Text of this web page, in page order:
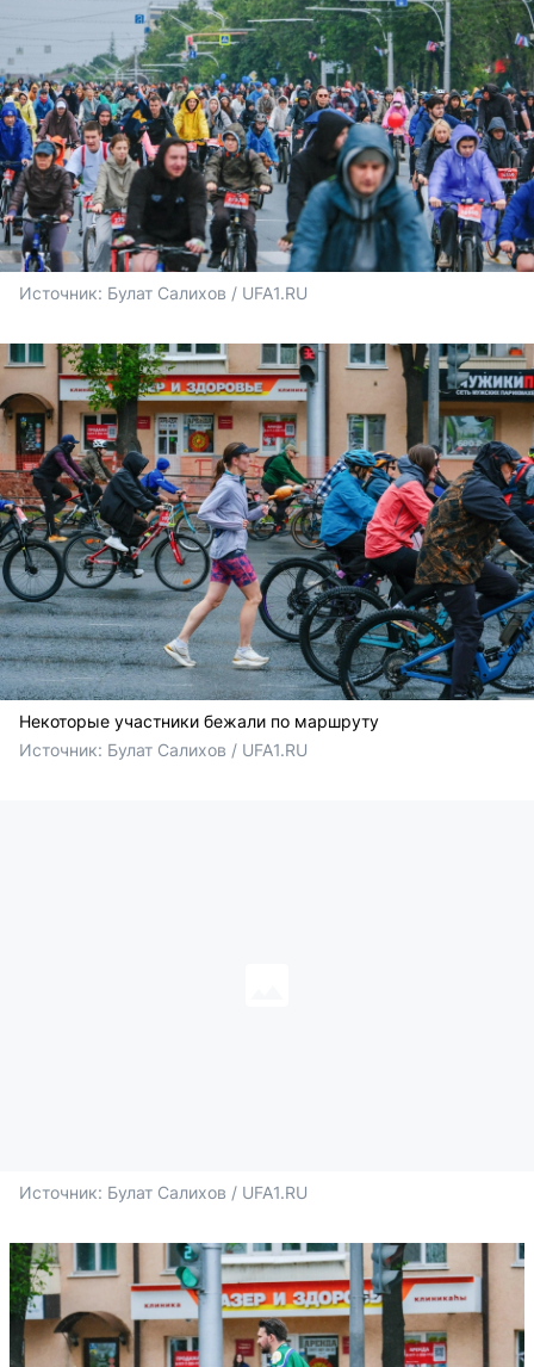
Источник: Булат Салихов / UFA1.RU
Некоторые участники бежали по маршруту
Источник: Булат Салихов / UFA1.RU
Источник: Булат Салихов / UFA1.RU